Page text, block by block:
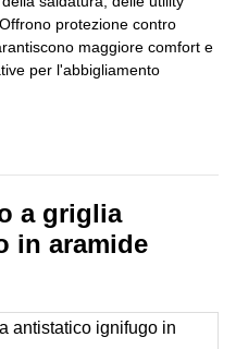
protezione contro
maggiore comfort e
per l'abbigliamento
a griglia
in aramide
antistatico ignifugo in